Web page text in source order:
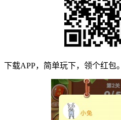
下载APP，简单玩下，领个红包。